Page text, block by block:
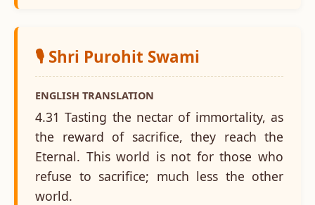
🎙️ Shri Purohit Swami
ENGLISH TRANSLATION
4.31 Tasting the nectar of immortality, as
the reward of sacrifice, they reach the
Eternal. This world is not for those who
refuse to sacrifice; much less the other
world.